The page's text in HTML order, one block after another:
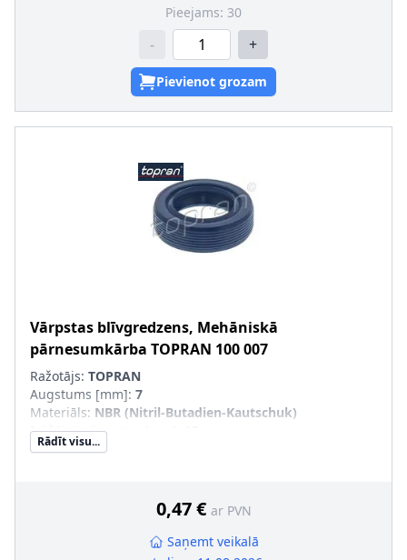
Pieejams: 30
- +
Pievienot grozam
Vārpstas blīvgredzens, Mehāniskā
pārnesumkārba TOPRAN 100 007
Ražotājs: TOPRAN
Augstums [mm]: 7
Materiāls: NBR (Nitril-Butadien-Kautschuk)
Iekšējais diametrs [mm]
Ārējais diametrs [mm]
Rādīt visu...
0,47 € ar PVN
Saņemt veikalā